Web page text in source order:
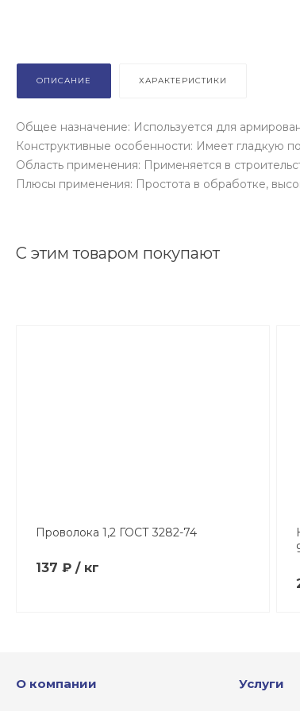
ОПИСАНИЕ ХАРАКТЕРИСТИКИ
Общее назначение: Используется для
Конструктивные особенности: Имеет гладкую
Область применения: Применяется в
Плюсы применения: Простота в обработке,
С этим товаром покупают
Проволока 1,2 ГОСТ 3282-74
137 ₽ / кг
О компании Услуги